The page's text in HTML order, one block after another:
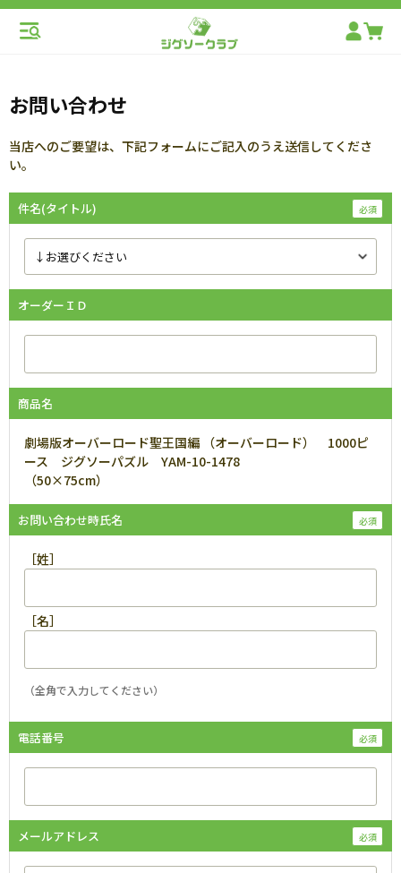
お問い合わせ
当店へのご要望は、下記フォームにご記入のうえ送信してくださ
い。
件名(タイトル)
オーダーＩＤ
商品名
劇場版オーバーロード聖王国編 （オーバーロード） 1000ピ
ース ジグソーパズル YAM-10-1478
（50×75cm）
お問い合わせ時氏名
［姓］
［名］
（全角で入力してください）
電話番号
メールアドレス